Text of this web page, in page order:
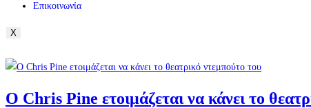
Επικοινωνία
X
Ο Chris Pine ετοιμάζεται να κάνει το